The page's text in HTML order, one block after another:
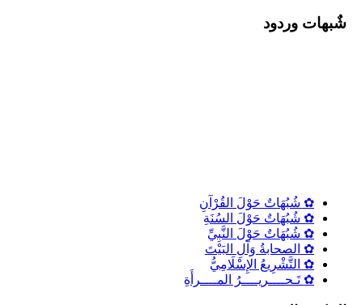
شٌبهات وردود
✿ شُبُهَاتٌ حَوْلَ القُرْآنِ
✿ شُبُهَاتٌ حَوْلَ السُنَةِ
✿ شُبُهَاتٌ حَوْلَ النَّبِيِّ
✿ الصحابةُ وَآلِ البَيْتَ
✿ التَّشْرِيعُ الإِسْلَامِيُّ
✿ تَـحــــريــــرُ المــــرأَةِ